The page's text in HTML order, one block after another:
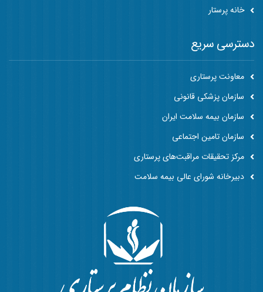
خانه پرستار
دسترسی سریع
معاونت پرستاری
سازمان پزشکی قانونی
سازمان بیمه سلامت ایران
سازمان تامین اجتماعی
مرکز تحقیقات مراقبت‌های پرستاری
دبیرخانه شورای عالی بیمه سلامت